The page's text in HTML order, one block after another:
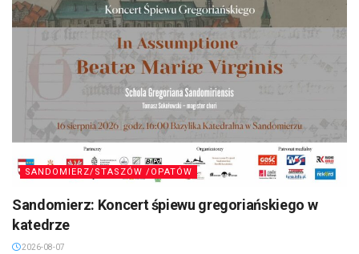
SANDOMIERZ/STASZÓW /OPATÓW
Sandomierz: Koncert śpiewu gregoriańskiego w
katedrze
2026-08-07